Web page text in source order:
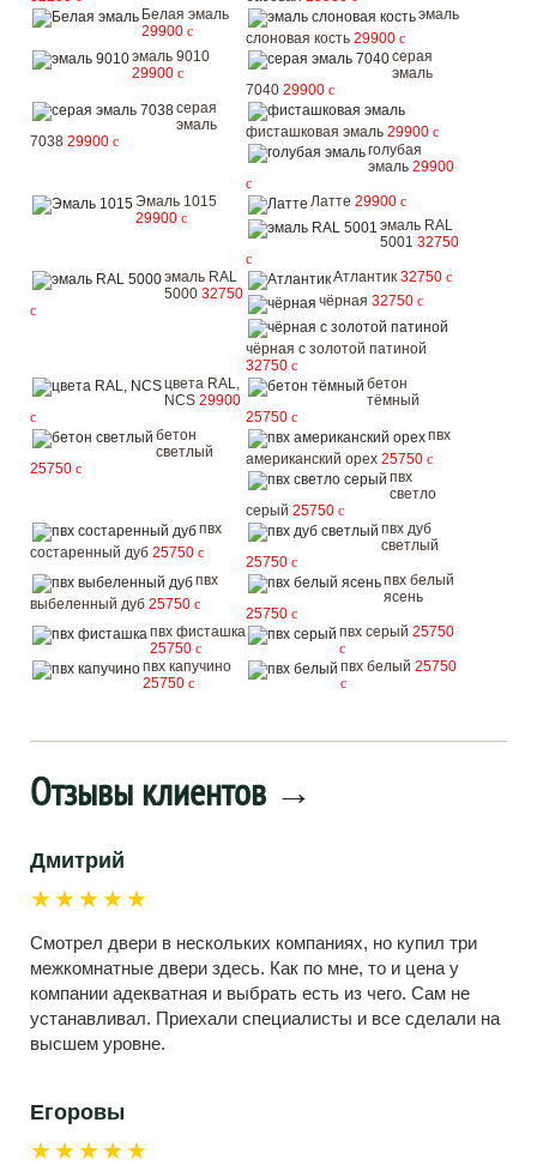
Белая эмаль
29900 c
эмаль
слоновая кость 29900 c
эмаль 9010
29900 c
серая
эмаль
7040 29900 c
серая
эмаль
7038 29900 c
фисташковая эмаль 29900 c
голубая
эмаль 29900
c
Эмаль 1015
29900 c
Латте 29900 c
эмаль RAL
5001 32750
c
эмаль RAL
5000 32750
c
Атлантик 32750 c
чёрная 32750 c
чёрная с золотой патиной
32750 c
цвета RAL,
NCS 29900
c
бетон
тёмный
25750 c
бетон
светлый
25750 c
пвх
американский орех 25750 c
пвх
светло
серый 25750 c
пвх
состаренный дуб 25750 c
пвх дуб
светлый
25750 c
пвх
выбеленный дуб 25750 c
пвх белый
ясень
25750 c
пвх фисташка
25750 c
пвх серый 25750
c
пвх капучино
25750 c
пвх белый 25750
c
Отзывы клиентов →
Дмитрий
★★★★★
Смотрел двери в нескольких компаниях, но купил три
межкомнатные двери здесь. Как по мне, то и цена у
компании адекватная и выбрать есть из чего. Сам не
устанавливал. Приехали специалисты и все сделали на
высшем уровне.
Егоровы
★★★★★